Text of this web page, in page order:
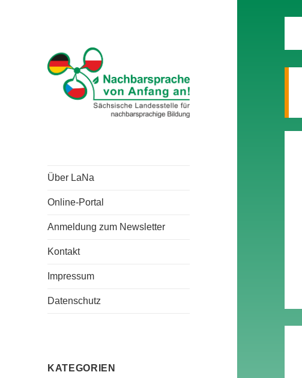
Über LaNa
Online-Portal
Anmeldung zum Newsletter
Kontakt
Impressum
Datenschutz
KATEGORIEN